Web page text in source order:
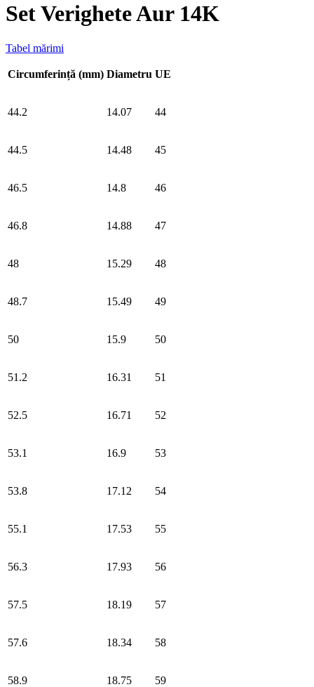
Set Verighete Aur 14K
Tabel mărimi
Circumferință (mm) Diametru UE
44.2 14.07 44
44.5 14.48 45
46.5 14.8 46
46.8 14.88 47
48 15.29 48
48.7 15.49 49
50 15.9 50
51.2 16.31 51
52.5 16.71 52
53.1 16.9 53
53.8 17.12 54
55.1 17.53 55
56.3 17.93 56
57.5 18.19 57
57.6 18.34 58
58.9 18.75 59